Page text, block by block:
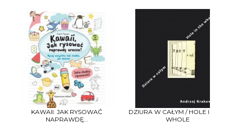
KAWAII. JAK RYSOWAĆ
NAPRAWDĘ...
DZIURA W CAŁYM / HOLE IN
WHOLE